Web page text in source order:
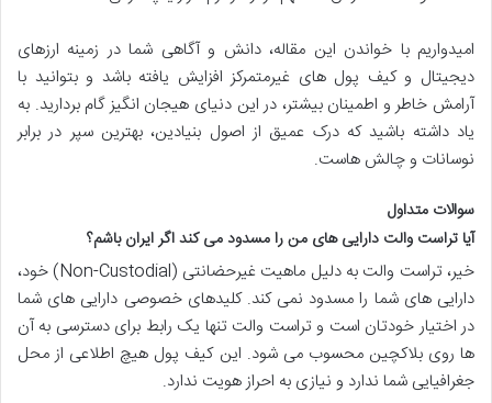
امیدواریم با خواندن این مقاله، دانش و آگاهی شما در زمینه ارزهای
دیجیتال و کیف پول های غیرمتمرکز افزایش یافته باشد و بتوانید با
آرامش خاطر و اطمینان بیشتر، در این دنیای هیجان انگیز گام بردارید. به
یاد داشته باشید که درک عمیق از اصول بنیادین، بهترین سپر در برابر
نوسانات و چالش هاست.
سوالات متداول
آیا تراست والت دارایی های من را مسدود می کند اگر ایران باشم؟
خیر، تراست والت به دلیل ماهیت غیرحضانتی (Non-Custodial) خود،
دارایی های شما را مسدود نمی کند. کلیدهای خصوصی دارایی های شما
در اختیار خودتان است و تراست والت تنها یک رابط برای دسترسی به آن
ها روی بلاکچین محسوب می شود. این کیف پول هیچ اطلاعی از محل
جغرافیایی شما ندارد و نیازی به احراز هویت ندارد.